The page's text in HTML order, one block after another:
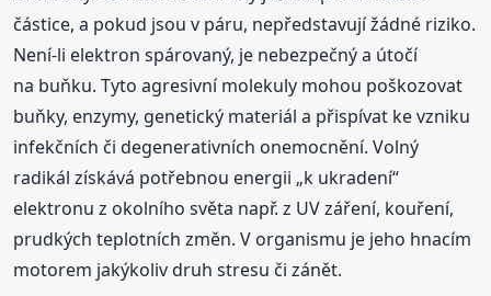
částice, a pokud jsou v páru, nepředstavují žádné riziko.
Není-li elektron spárovaný, je nebezpečný a útočí
na buňku. Tyto agresivní molekuly mohou poškozovat
buňky, enzymy, genetický materiál a přispívat ke vzniku
infekčních či degenerativních onemocnění. Volný
radikál získává potřebnou energii „k ukradení“
elektronu z okolního světa např. z UV záření, kouření,
prudkých teplotních změn. V organismu je jeho hnacím
motorem jakýkoliv druh stresu či zánět.